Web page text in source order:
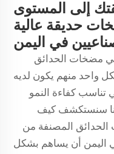
إلى المستوى
حديقة عالية
في اليمن
مضخات الحدائق
واحد منهم يكون لديه
تناسب كفاءة النمو
هنا سنستكشف كيف
المصنفة من
اليمن أن يساهم بشكل